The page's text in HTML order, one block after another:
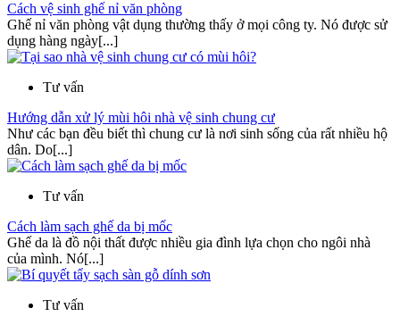
Cách vệ sinh ghế nỉ văn phòng
Ghế nỉ văn phòng vật dụng thường thấy ở mọi công ty. Nó được sử
dụng hàng ngày[...]
Tư vấn
Hướng dẫn xử lý mùi hôi nhà vệ sinh chung cư
Như các bạn đều biết thì chung cư là nơi sinh sống của rất nhiều hộ
dân. Do[...]
Tư vấn
Cách làm sạch ghế da bị mốc
Ghế da là đồ nội thất được nhiều gia đình lựa chọn cho ngôi nhà
của mình. Nó[...]
Tư vấn